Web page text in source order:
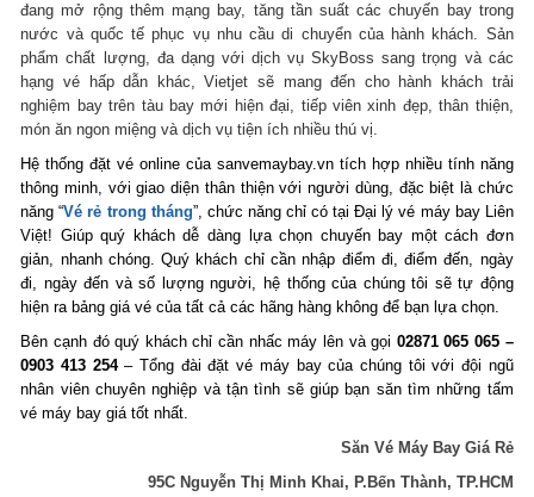
đang mở rộng thêm mạng bay, tăng tần suất các chuyến bay trong
nước và quốc tế phục vụ nhu cầu di chuyển của hành khách. Sản
phẩm chất lượng, đa dạng với dịch vụ SkyBoss sang trọng và các
hạng vé hấp dẫn khác, Vietjet sẽ mang đến cho hành khách trải
nghiệm bay trên tàu bay mới hiện đại, tiếp viên xinh đẹp, thân thiện,
món ăn ngon miệng và dịch vụ tiện ích nhiều thú vị.
Hệ thống đặt vé online của sanvemaybay.vn tích hợp nhiều tính năng
thông minh, với giao diện thân thiện với người dùng, đặc biệt là chức
năng “Vé rẻ trong tháng”, chức năng chỉ có tại Đại lý vé máy bay Liên
Việt! Giúp quý khách dễ dàng lựa chọn chuyến bay một cách đơn
giản, nhanh chóng. Quý khách chỉ cần nhập điểm đi, điểm đến, ngày
đi, ngày đến và số lượng người, hệ thống của chúng tôi sẽ tự động
hiện ra bảng giá vé của tất cả các hãng hàng không để bạn lựa chọn.
Bên cạnh đó quý khách chỉ cần nhấc máy lên và gọi 02871 065 065 –
0903 413 254– Tổng đài đặt vé máy bay của chúng tôi với đội ngũ
nhân viên chuyên nghiệp và tận tình sẽ giúp bạn săn tìm những tấm
vé máy bay giá tốt nhất.
Săn Vé Máy Bay Giá Rẻ
95C Nguyễn Thị Minh Khai, P.Bến Thành, TP.HCM